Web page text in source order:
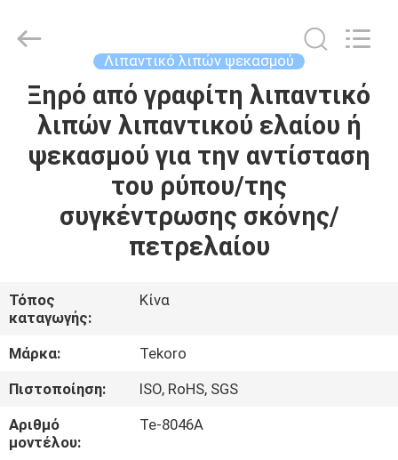
ΣΠΊΤΙ
ΠΡΟΪΌΝΤΑ
ΣΧΕΤΙΚΆ
ΕΠΙΣΚΕΨΉ
ΕΡΓΟΣΤΑΣΊΟΥ
ΈΛΕΓΧΟΣ
ΠΟΙΌΤΗΤΑΣ
INDUSTRY
Reserved.
Λιπαντικό λιπών ψεκασμού
Ξηρό από γραφίτη λιπαντικό
λιπών λιπαντικού ελαίου ή
ψεκασμού για την αντίσταση
του ρύπου/της
συγκέντρωσης σκόνης/
πετρελαίου
Τόπος
καταγωγής:
Κίνα
Μάρκα:
Tekoro
Πιστοποίηση:
ISO, RoHS, SGS
Αριθμό
μοντέλου:
Te-8046A